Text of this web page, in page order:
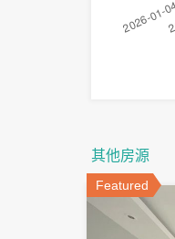
其他房源
Featured